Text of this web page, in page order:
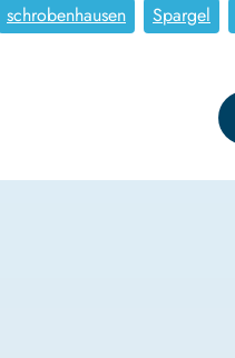
schrobenhausen Spargel